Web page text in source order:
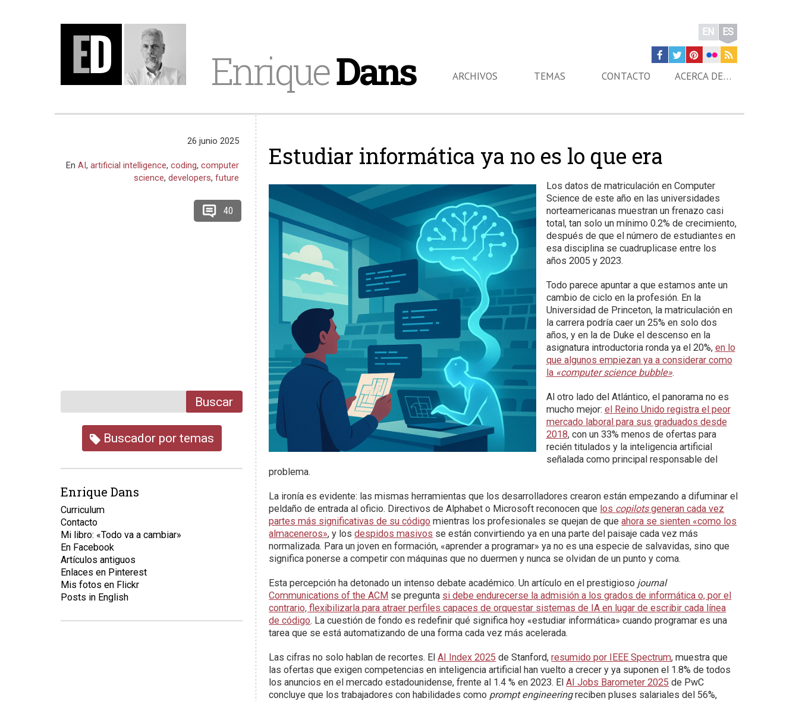
EnriqueDans
EN ES
ARCHIVOS TEMAS CONTACTO ACERCA DE…
Estudiar informática ya no es lo que era
Los datos de matriculación en Computer
Science de este año en las universidades
norteamericanas muestran un frenazo casi
total, tan solo un mínimo 0.2% de crecimiento,
después de que el número de estudiantes en
esa disciplina se cuadruplicase entre los
años 2005 y 2023.
Todo parece apuntar a que estamos ante un
cambio de ciclo en la profesión. En la
Universidad de Princeton, la matriculación en
la carrera podría caer un 25% en solo dos
años, y en la de Duke el descenso en la
asignatura introductoria ronda ya el 20%, en lo
que algunos empiezan ya a considerar como
la «computer science bubble».
Al otro lado del Atlántico, el panorama no es
mucho mejor: el Reino Unido registra el peor
mercado laboral para sus graduados desde
2018, con un 33% menos de ofertas para
recién titulados y la inteligencia artificial
señalada como principal responsable del
problema.
La ironía es evidente: las mismas herramientas que los desarrolladores crearon están empezando a difuminar el
peldaño de entrada al oficio. Directivos de Alphabet o Microsoft reconocen que los copilotsgeneran cada vez
partes más significativas de su código mientras los profesionales se quejan de queahora se sienten «como los
almaceneros», y losdespidos masivos se están convirtiendo ya en una parte del paisaje cada vez más
normalizada. Para un joven en formación, «aprender a programar» ya no es una especie de salvavidas, sino que
significa ponerse a competir con máquinas que no duermen y nunca se olvidan de un punto y coma.
Esta percepción ha detonado un intenso debate académico. Un artículo en el prestigioso journal
Communications of the ACM se pregunta si debe endurecerse la admisión a los grados de informática o, por el
contrario, flexibilizarla para atraer perfiles capaces de orquestar sistemas de IA en lugar de escribir cada línea
de código. La cuestión de fondo es redefinir qué significa hoy «estudiar informática» cuando programar es una
tarea que se está automatizando de una forma cada vez más acelerada.
Las cifras no solo hablan de recortes. ElAI Index 2025 de Stanford,resumido por IEEE Spectrum, muestra que
las ofertas que exigen competencias en inteligencia artificial han vuelto a crecer y ya suponen el 1.8% de todos
los anuncios en el mercado estadounidense, frente al 1.4 % en 2023. ElAI Jobs Barometer 2025 de PwC
concluye que los trabajadores con habilidades como prompt engineeringreciben pluses salariales del 56%,
26 junio 2025
EnAI,artificial intelligence,coding,computer
science,developers,future
40
Buscar
Buscador por temas
Enrique Dans
Curriculum
Contacto
Mi libro: «Todo va a cambiar»
En Facebook
Artículos antiguos
Enlaces en Pinterest
Mis fotos en Flickr
Posts in English